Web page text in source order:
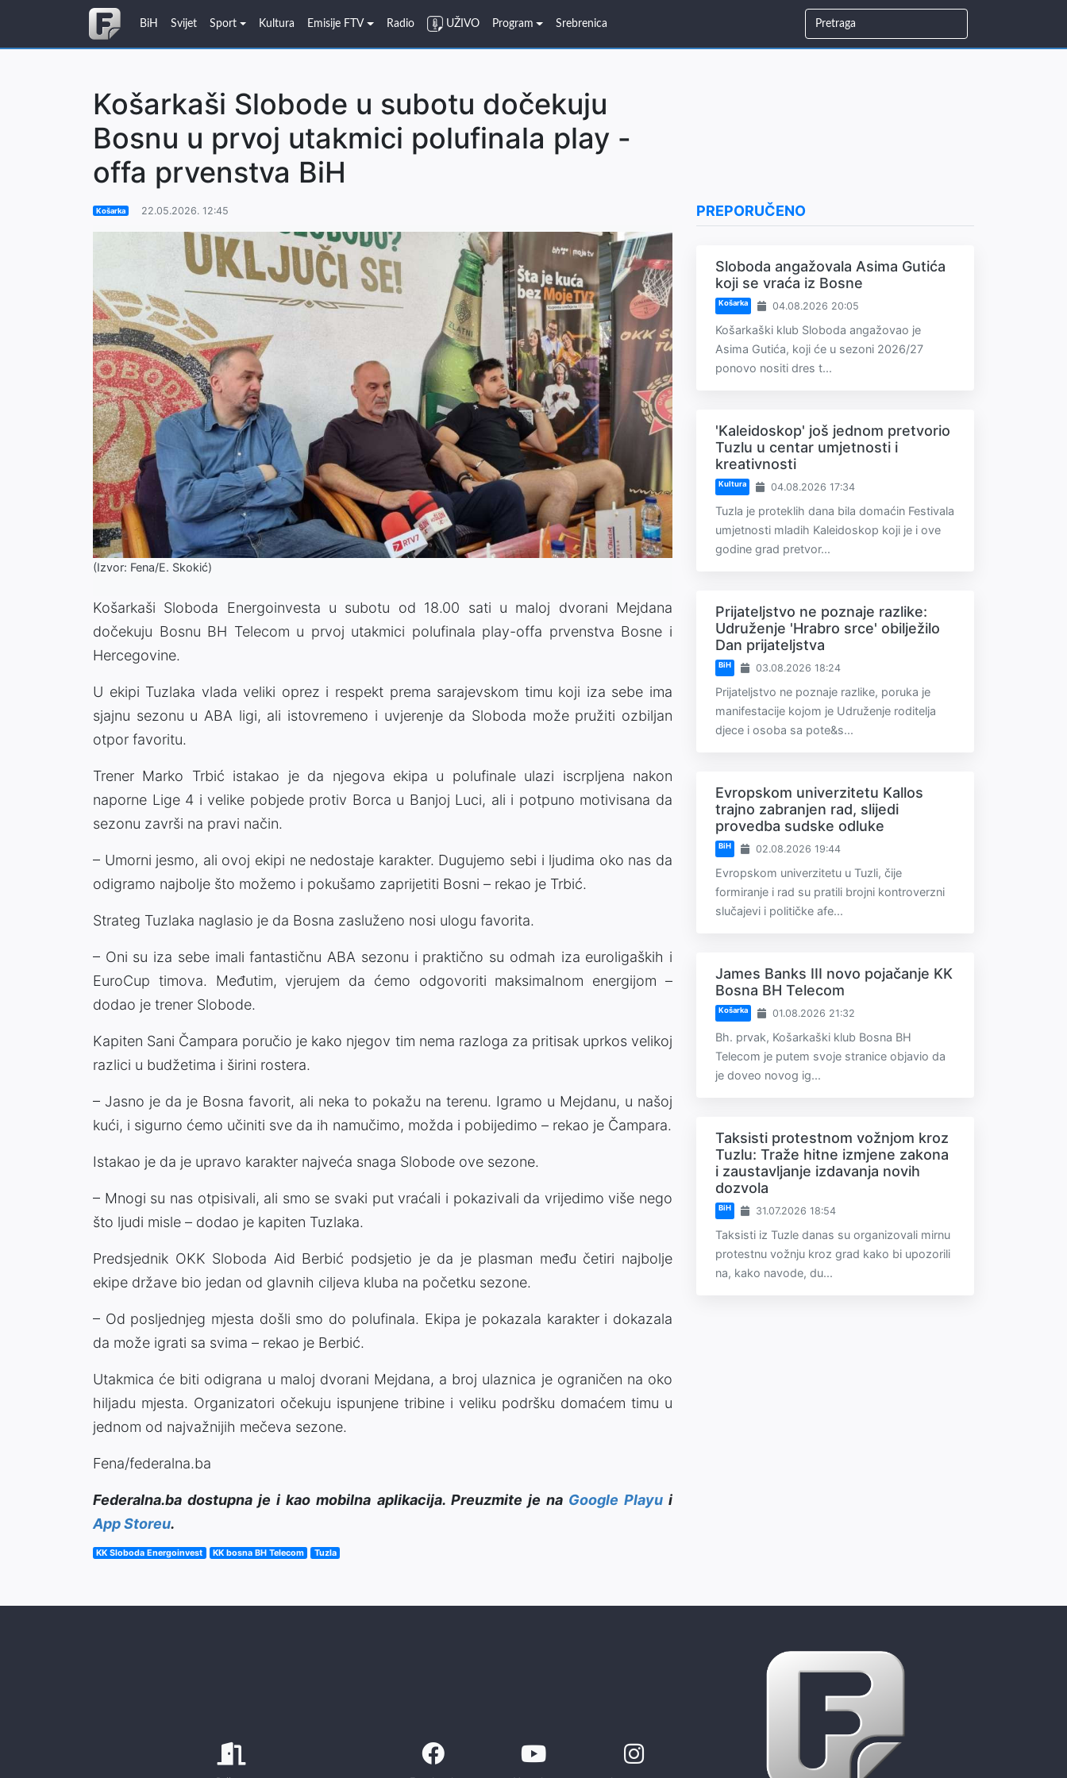
BiH Svijet Sport Kultura Emisije FTV Radio UŽIVO Program Srebrenica
Košarkaši Slobode u subotu dočekuju
Bosnu u prvoj utakmici polufinala play -
offa prvenstva BiH
Košarka 22.05.2026. 12:45
(Izvor: Fena/E. Skokić)
Košarkaši Sloboda Energoinvesta u subotu od 18.00 sati u maloj dvorani Mejdana
dočekuju Bosnu BH Telecom u prvoj utakmici polufinala play-offa prvenstva Bosne i
Hercegovine.
U ekipi Tuzlaka vlada veliki oprez i respekt prema sarajevskom timu koji iza sebe ima
sjajnu sezonu u ABA ligi, ali istovremeno i uvjerenje da Sloboda može pružiti ozbiljan
otpor favoritu.
Trener Marko Trbić istakao je da njegova ekipa u polufinale ulazi iscrpljena nakon
naporne Lige 4 i velike pobjede protiv Borca u Banjoj Luci, ali i potpuno motivisana da
sezonu završi na pravi način.
– Umorni jesmo, ali ovoj ekipi ne nedostaje karakter. Dugujemo sebi i ljudima oko nas da
odigramo najbolje što možemo i pokušamo zaprijetiti Bosni – rekao je Trbić.
Strateg Tuzlaka naglasio je da Bosna zasluženo nosi ulogu favorita.
– Oni su iza sebe imali fantastičnu ABA sezonu i praktično su odmah iza euroligaških i
EuroCup timova. Međutim, vjerujem da ćemo odgovoriti maksimalnom energijom –
dodao je trener Slobode.
Kapiten Sani Čampara poručio je kako njegov tim nema razloga za pritisak uprkos velikoj
razlici u budžetima i širini rostera.
– Jasno je da je Bosna favorit, ali neka to pokažu na terenu. Igramo u Mejdanu, u našoj
kući, i sigurno ćemo učiniti sve da ih namučimo, možda i pobijedimo – rekao je Čampara.
Istakao je da je upravo karakter najveća snaga Slobode ove sezone.
– Mnogi su nas otpisivali, ali smo se svaki put vraćali i pokazivali da vrijedimo više nego
što ljudi misle – dodao je kapiten Tuzlaka.
Predsjednik OKK Sloboda Aid Berbić podsjetio je da je plasman među četiri najbolje
ekipe države bio jedan od glavnih ciljeva kluba na početku sezone.
– Od posljednjeg mjesta došli smo do polufinala. Ekipa je pokazala karakter i dokazala
da može igrati sa svima – rekao je Berbić.
Utakmica će biti odigrana u maloj dvorani Mejdana, a broj ulaznica je ograničen na oko
hiljadu mjesta. Organizatori očekuju ispunjene tribine i veliku podršku domaćem timu u
jednom od najvažnijih mečeva sezone.
Fena/federalna.ba
Federalna.ba dostupna je i kao mobilna aplikacija. Preuzmite je na Google Playui
App Storeu.
KK Sloboda Energoinvest KK bosna BH Telecom Tuzla
PREPORUČENO
Sloboda angažovala Asima Gutića
koji se vraća iz Bosne
Košarka 04.08.2026 20:05
Košarkaški klub Sloboda angažovao je
Asima Gutića, koji će u sezoni 2026/27
ponovo nositi dres t...
'Kaleidoskop' još jednom pretvorio
Tuzlu u centar umjetnosti i
kreativnosti
Kultura 04.08.2026 17:34
Tuzla je proteklih dana bila domaćin Festivala
umjetnosti mladih Kaleidoskop koji je i ove
godine grad pretvor...
Prijateljstvo ne poznaje razlike:
Udruženje 'Hrabro srce' obilježilo
Dan prijateljstva
BiH 03.08.2026 18:24
Prijateljstvo ne poznaje razlike, poruka je
manifestacije kojom je Udruženje roditelja
djece i osoba sa pote&s...
Evropskom univerzitetu Kallos
trajno zabranjen rad, slijedi
provedba sudske odluke
BiH 02.08.2026 19:44
Evropskom univerzitetu u Tuzli, čije
formiranje i rad su pratili brojni kontroverzni
slučajevi i političke afe...
James Banks III novo pojačanje KK
Bosna BH Telecom
Košarka 01.08.2026 21:32
Bh. prvak, Košarkaški klub Bosna BH
Telecom je putem svoje stranice objavio da
je doveo novog ig...
Taksisti protestnom vožnjom kroz
Tuzlu: Traže hitne izmjene zakona
i zaustavljanje izdavanja novih
dozvola
BiH 31.07.2026 18:54
Taksisti iz Tuzle danas su organizovali mirnu
protestnu vožnju kroz grad kako bi upozorili
na, kako navode, du...